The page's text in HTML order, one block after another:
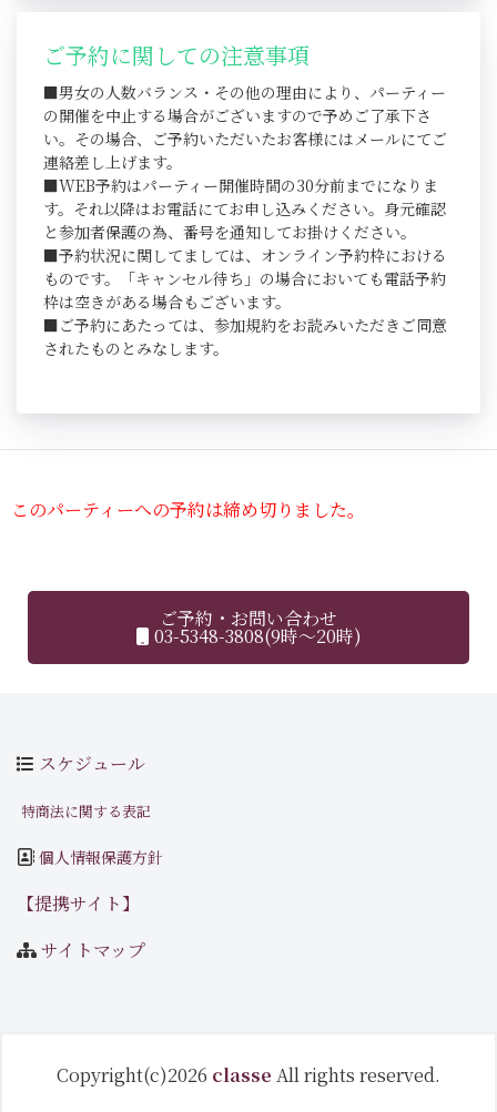
ご予約に関しての注意事項
■男女の人数バランス・その他の理由により、パーティー
の開催を中止する場合がございますので予めご了承下さ
い。その場合、ご予約いただいたお客様にはメールにてご
連絡差し上げます。
■WEB予約はパーティー開催時間の30分前までになりま
す。それ以降はお電話にてお申し込みください。身元確認
と参加者保護の為、番号を通知してお掛けください。
■予約状況に関してましては、オンライン予約枠における
ものです。「キャンセル待ち」の場合においても電話予約
枠は空きがある場合もございます。
■ご予約にあたっては、参加規約をお読みいただきご同意
されたものとみなします。
このパーティーへの予約は締め切りました。
ご予約・お問い合わせ
03-5348-3808(9時～20時)
スケジュール
特商法に関する表記
個人情報保護方針
【提携サイト】
サイトマップ
Copyright(c)2026 classe All rights reserved.